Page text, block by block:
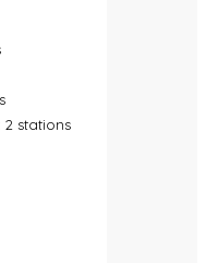
2 stations